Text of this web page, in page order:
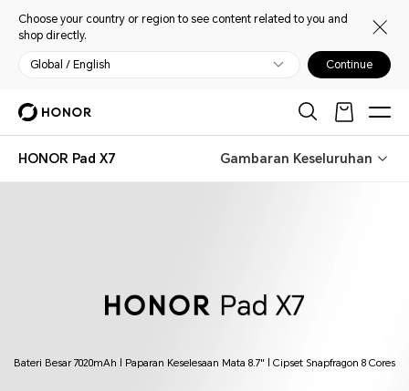
Choose your country or region to see content related to you and
shop directly.
Global / English Continue
HONOR Pad X7 Gambaran Keseluruhan
Bateri Besar 7020mAh | Paparan Keselesaan Mata 8.7" | Cipset Snapfragon 8 Cores